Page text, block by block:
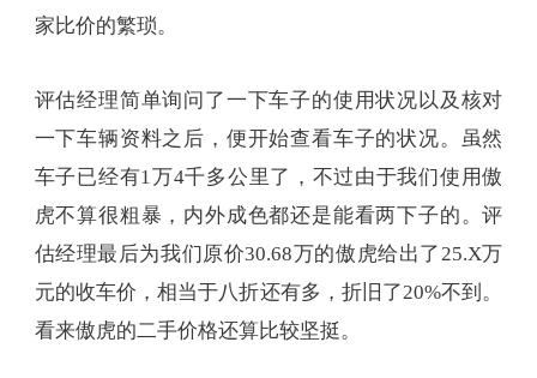
家比价的繁琐。
评估经理简单询问了一下车子的使用状况以及核对
一下车辆资料之后，便开始查看车子的状况。虽然
车子已经有1万4千多公里了，不过由于我们使用傲
虎不算很粗暴，内外成色都还是能看两下子的。评
估经理最后为我们原价30.68万的傲虎给出了25.X万
元的收车价，相当于八折还有多，折旧了20%不到。
看来傲虎的二手价格还算比较坚挺。